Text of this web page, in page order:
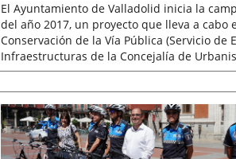
El Ayuntamiento de Valladolid inicia la
del año 2017, un proyecto que lleva a cabo
Conservación de la Vía Pública (Servicio de
Infraestructuras de la Concejalía de
con el fresado...
de
la
noticia